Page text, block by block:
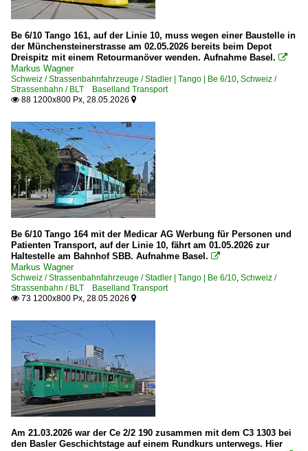
Be 6/10 Tango 161, auf der Linie 10, muss wegen einer Baustelle in
der Münchensteinerstrasse am 02.05.2026 bereits beim Depot
Dreispitz mit einem Retourmanöver wenden. Aufnahme Basel. 
Markus Wagner
Schweiz / Strassenbahnfahrzeuge / Stadler | Tango | Be 6/10, Schweiz /
Strassenbahn / BLT Baselland Transport
 88 1200x800 Px, 28.05.2026 
Be 6/10 Tango 164 mit der Medicar AG Werbung für Personen und
Patienten Transport, auf der Linie 10, fährt am 01.05.2026 zur
Haltestelle am Bahnhof SBB. Aufnahme Basel. 
Markus Wagner
Schweiz / Strassenbahnfahrzeuge / Stadler | Tango | Be 6/10, Schweiz /
Strassenbahn / BLT Baselland Transport
 73 1200x800 Px, 28.05.2026 
Am 21.03.2026 war der Ce 2/2 190 zusammen mit dem C3 1303 bei
den Basler Geschichtstage auf einem Rundkurs unterwegs. Hier